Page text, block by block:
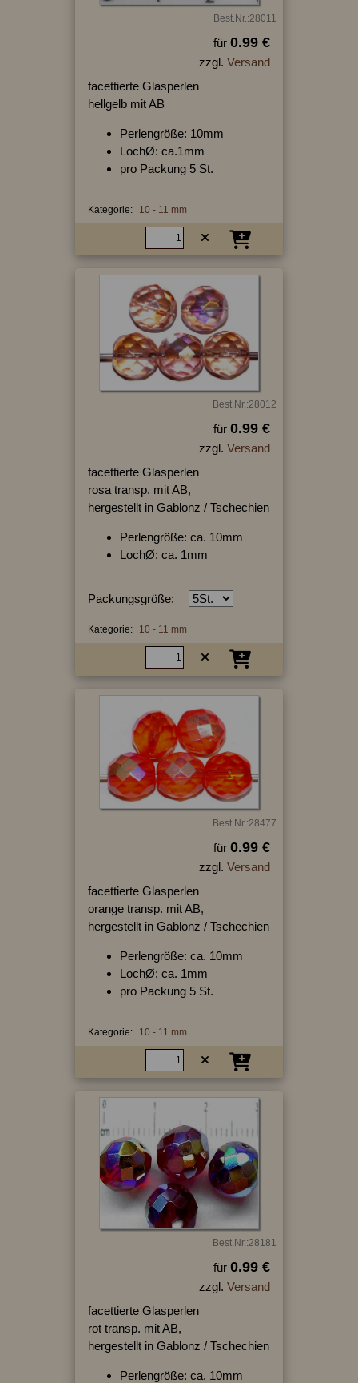
Best.Nr.:28011
für 0.99 €
zzgl. Versand
facettierte Glasperlen
hellgelb mit AB
Perlengröße: 10mm
LochØ: ca.1mm
pro Packung 5 St.
Kategorie: 10 - 11 mm
Best.Nr.:28012
für 0.99 €
zzgl. Versand
facettierte Glasperlen
rosa transp. mit AB,
hergestellt in Gablonz / Tschechien
Perlengröße: ca. 10mm
LochØ: ca. 1mm
Packungsgröße:
Kategorie: 10 - 11 mm
Best.Nr.:28477
für 0.99 €
zzgl. Versand
facettierte Glasperlen
orange transp. mit AB,
hergestellt in Gablonz / Tschechien
Perlengröße: ca. 10mm
LochØ: ca. 1mm
pro Packung 5 St.
Kategorie: 10 - 11 mm
Best.Nr.:28181
für 0.99 €
zzgl. Versand
facettierte Glasperlen
rot transp. mit AB,
hergestellt in Gablonz / Tschechien
Perlengröße: ca. 10mm